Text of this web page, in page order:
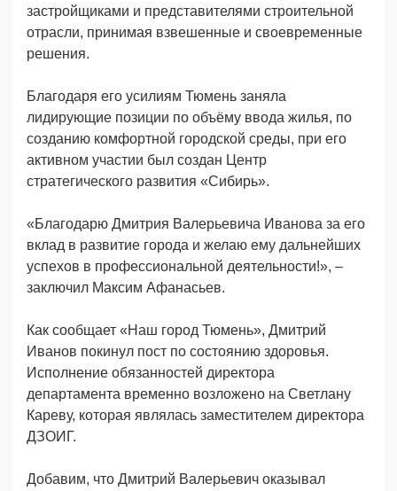
застройщиками и представителями строительной
отрасли, принимая взвешенные и своевременные
решения.
Благодаря его усилиям Тюмень заняла
лидирующие позиции по объёму ввода жилья, по
созданию комфортной городской среды, при его
активном участии был создан Центр
стратегического развития «Сибирь».
«Благодарю Дмитрия Валерьевича Иванова за его
вклад в развитие города и желаю ему дальнейших
успехов в профессиональной деятельности!», –
заключил Максим Афанасьев.
Как сообщает «Наш город Тюмень», Дмитрий
Иванов покинул пост по состоянию здоровья.
Исполнение обязанностей директора
департамента временно возложено на Светлану
Кареву, которая являлась заместителем директора
ДЗОИГ.
Добавим, что Дмитрий Валерьевич оказывал